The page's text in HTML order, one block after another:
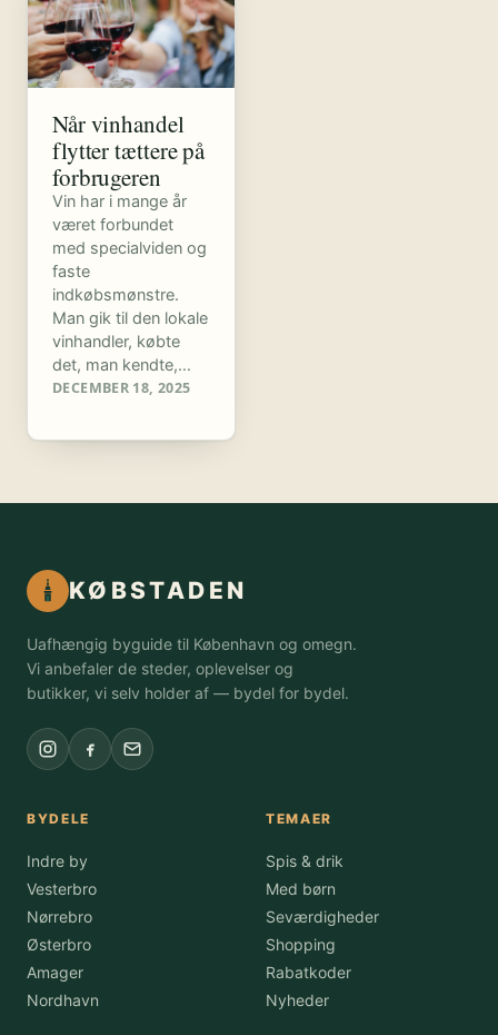
Når vinhandel
flytter tættere på
forbrugeren
Vin har i mange år
været forbundet
med specialviden og
faste
indkøbsmønstre.
Man gik til den lokale
vinhandler, købte
det, man kendte,…
DECEMBER 18, 2025
KØBSTADEN
Uafhængig byguide til København og omegn.
Vi anbefaler de steder, oplevelser og
butikker, vi selv holder af — bydel for bydel.
BYDELE
Indre by
Vesterbro
Nørrebro
Østerbro
Amager
Nordhavn
TEMAER
Spis & drik
Med børn
Seværdigheder
Shopping
Rabatkoder
Nyheder